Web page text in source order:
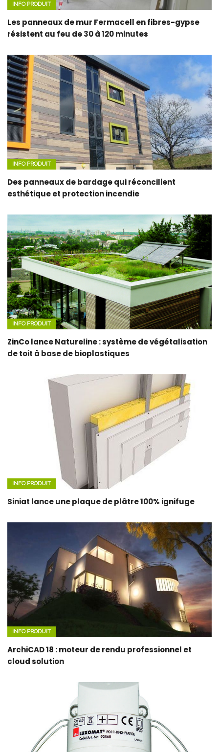
INFO PRODUIT
Les panneaux de mur Fermacell en fibres-gypse
résistent au feu de 30 à 120 minutes
INFO PRODUIT
Des panneaux de bardage qui réconcilient
esthétique et protection incendie
INFO PRODUIT
ZinCo lance Natureline : système de végétalisation
de toit à base de bioplastiques
INFO PRODUIT
Siniat lance une plaque de plâtre 100% ignifuge
INFO PRODUIT
ArchiCAD 18 : moteur de rendu professionnel et
cloud solution